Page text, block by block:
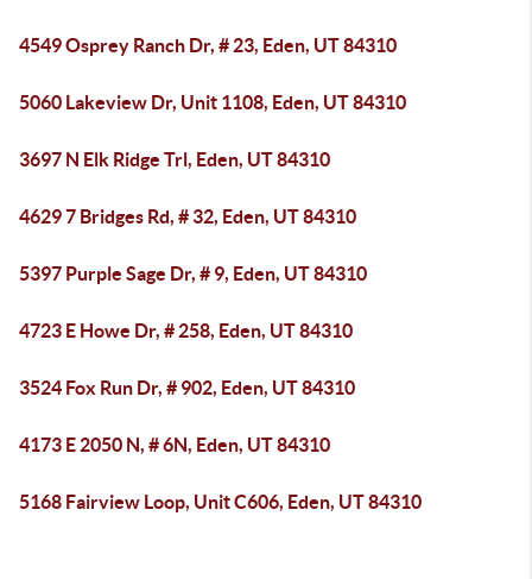
4549 Osprey Ranch Dr, # 23, Eden, UT 84310
5060 Lakeview Dr, Unit 1108, Eden, UT 84310
3697 N Elk Ridge Trl, Eden, UT 84310
4629 7 Bridges Rd, # 32, Eden, UT 84310
5397 Purple Sage Dr, # 9, Eden, UT 84310
4723 E Howe Dr, # 258, Eden, UT 84310
3524 Fox Run Dr, # 902, Eden, UT 84310
4173 E 2050 N, # 6N, Eden, UT 84310
5168 Fairview Loop, Unit C606, Eden, UT 84310